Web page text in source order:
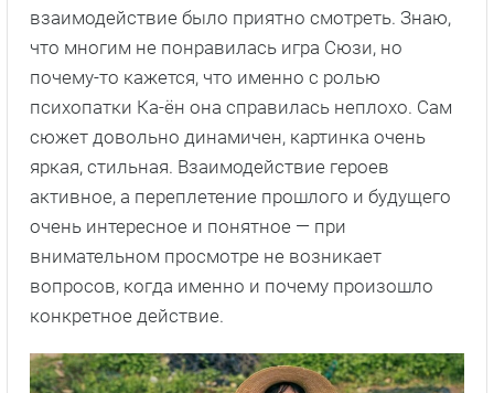
взаимодействие было приятно смотреть. Знаю,
что многим не понравилась игра Сюзи, но
почему-то кажется, что именно с ролью
психопатки Ка-ён она справилась неплохо. Сам
сюжет довольно динамичен, картинка очень
яркая, стильная. Взаимодействие героев
активное, а переплетение прошлого и будущего
очень интересное и понятное — при
внимательном просмотре не возникает
вопросов, когда именно и почему произошло
конкретное действие.